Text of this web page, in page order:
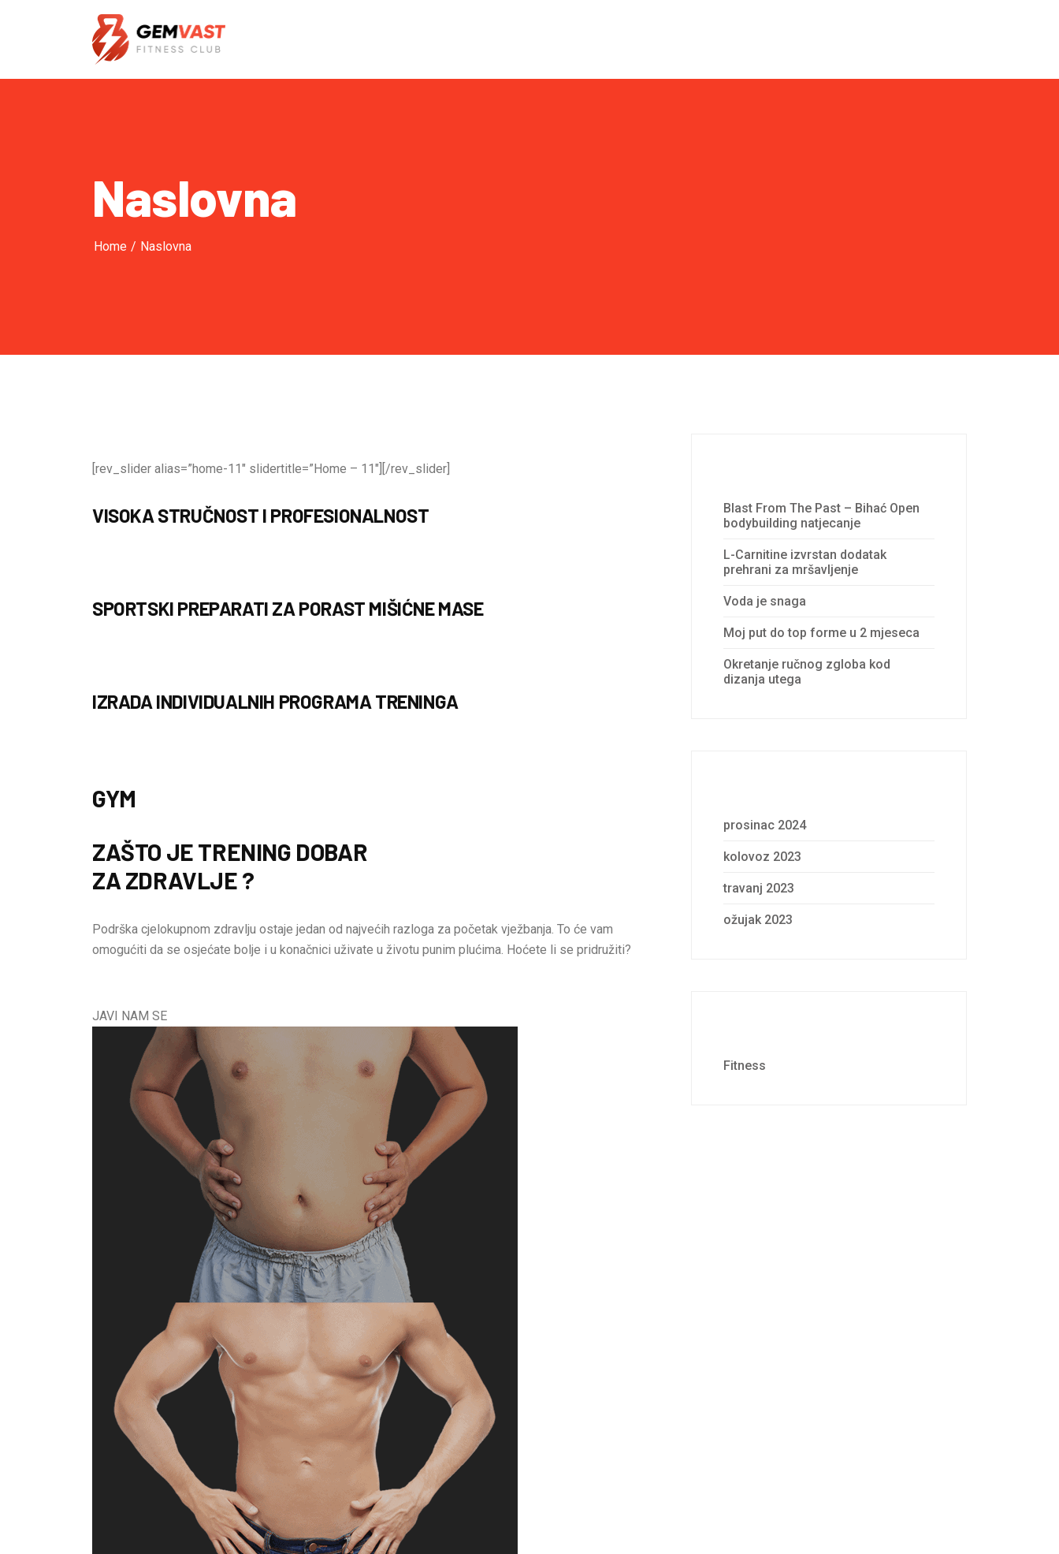
Naslovna
Home / Naslovna
[rev_slider alias=”home-11″ slidertitle=”Home – 11″][/rev_slider]
VISOKA STRUČNOST I PROFESIONALNOST
SPORTSKI PREPARATI ZA PORAST MIŠIĆNE MASE
IZRADA INDIVIDUALNIH PROGRAMA TRENINGA
GYM
ZAŠTO JE TRENING DOBAR
ZA ZDRAVLJE ?
Podrška cjelokupnom zdravlju ostaje jedan od najvećih razloga za početak vježbanja. To će vam
omogućiti da se osjećate bolje i u konačnici uživate u životu punim plućima. Hoćete li se pridružiti?
JAVI NAM SE
Blast From The Past – Bihać Open
bodybuilding natjecanje
L-Carnitine izvrstan dodatak
prehrani za mršavljenje
Voda je snaga
Moj put do top forme u 2 mjeseca
Okretanje ručnog zgloba kod
dizanja utega
prosinac 2024
kolovoz 2023
travanj 2023
ožujak 2023
Fitness